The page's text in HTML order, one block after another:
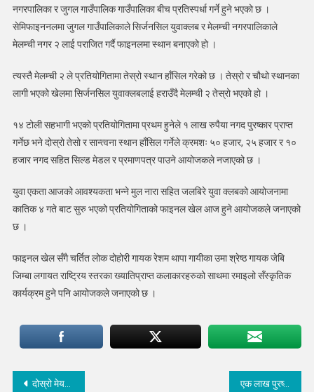
भलिबल
प्रतियोगिताको
र
जुगल
प्रतिस्पर्धा
हुँदै
नगरपालिका र जुगल गाउँपालिक गाउँपालिका बीच प्रतिस्पर्धा गर्ने हुने भएको छ ।
सेमिफाइननलमा जुगल गाउँपालिकाले सिर्जनसिल युवाक्लब र मेलम्ची नगरपालिकाले
मेलम्ची नगर २ लाई पराजित गर्दै फाइनलमा स्थान बनाएको हो ।
त्यस्तै मेलम्ची २ ले प्रतियोगितामा तेस्रो स्थान हाँसिल गरेको छ । तेस्रो र चौथो स्थानका
लागी भएको खेलमा सिर्जनसिल युवाक्लबलाई हराउँदै मेलम्ची २ तेस्रो भएको हो ।
१४ टोली सहभागी भएको प्रतियोगितामा प्रथम हुनेले १ लाख रुपैया नगद पुरष्कार प्राप्त
गर्नेछ भने दोस्रो तेसो र सान्त्वना स्थान हाँसिल गर्नेले क्रमशः ५० हजार, २५ हजार र १०
हजार नगद सहित सिल्ड मेडल र प्रमाणपत्र पाउने आयोजकले नजाएको छ ।
युवा एकता आजको आवश्यकता भन्ने मुल नारा सहित जलबिरे युवा क्लबको आयोजनामा
कातिक ४ गते बाट सुरु भएको प्रतियोगिताको फाइनल खेल आज हुने आयोजकले जनाएको
छ ।
फाइनल खेल सँगै चर्तित लोक दोहोरी गायक रेशम थापा गायीका उमा श्रेष्ठ गायक जेबि
जिम्बा लगायत राष्ट्रिय स्तरका ख्यातिप्राप्त कलाकारहरुको साथमा रमाइलो सँस्कृतिक
कार्यक्रम हुने पनि आयोजकले जनाएको छ ।
Post
दोस्रो मेयरकप ब्याडमिन्टनको उपाधी राजन र किसनको जोडिलाई एक लाख पुरष्कार राशीको भलिबल प्रतियोगिताको उपाधी मेलम्चीको पोल्टामा